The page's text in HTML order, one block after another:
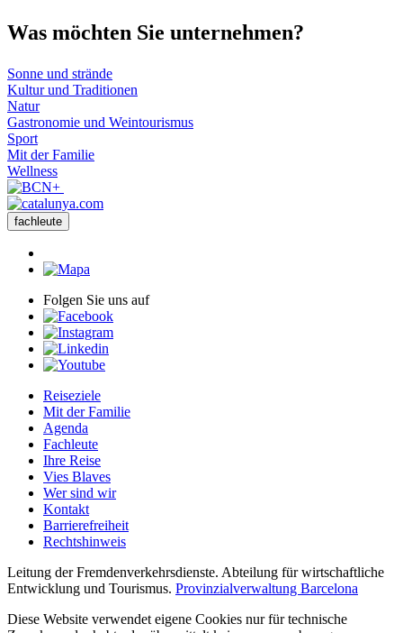
Was möchten Sie unternehmen?
Sonne und strände
Kultur und Traditionen
Natur
Gastronomie und Weintourismus
Sport
Mit der Familie
Wellness
fachleute
Folgen Sie uns auf
Reiseziele
Mit der Familie
Agenda
Fachleute
Ihre Reise
Vies Blaves
Wer sind wir
Kontakt
Barrierefreiheit
Rechtshinweis
Leitung der Fremdenverkehrsdienste. Abteilung für wirtschaftliche
Entwicklung und Tourismus. Provinzialverwaltung Barcelona
Diese Website verwendet eigene Cookies nur für technische